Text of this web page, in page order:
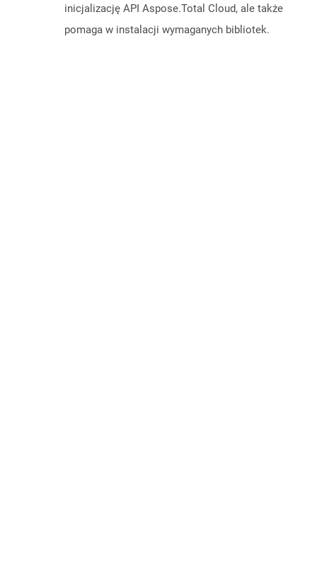
inicjalizację API Aspose.Total Cloud, ale także
pomaga w instalacji wymaganych bibliotek.